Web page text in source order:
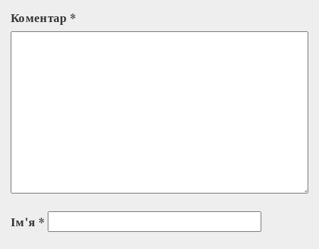
Коментар *
Ім'я *